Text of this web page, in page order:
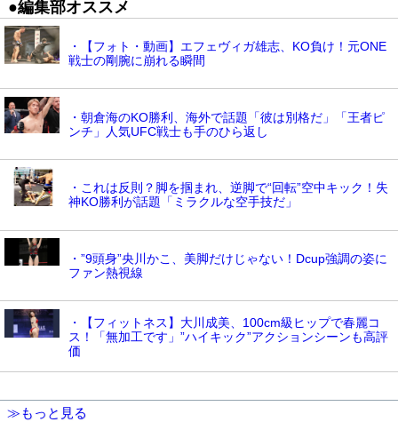
●編集部オススメ
・【フォト・動画】エフェヴィガ雄志、KO負け！元ONE
戦士の剛腕に崩れる瞬間
・朝倉海のKO勝利、海外で話題「彼は別格だ」「王者ピ
ンチ」人気UFC戦士も手のひら返し
・これは反則？脚を掴まれ、逆脚で“回転”空中キック！失
神KO勝利が話題「ミラクルな空手技だ」
・”9頭身”央川かこ、美脚だけじゃない！Dcup強調の姿に
ファン熱視線
・【フィットネス】大川成美、100cm級ヒップで春麗コ
ス！「無加工です」”ハイキック”アクションシーンも高評
価
≫もっと見る